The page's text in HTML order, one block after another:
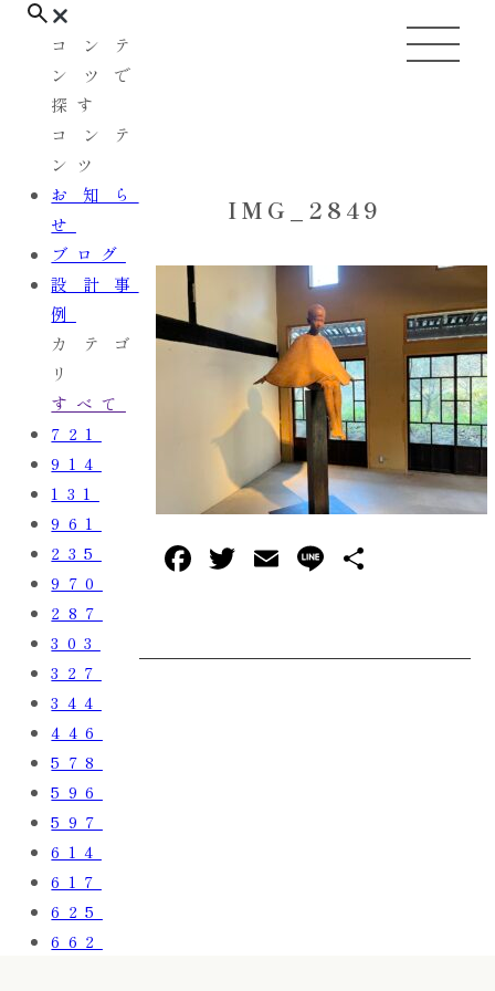
コンテ
ンツで
探す
コンテ
ンツ
お知ら
せ
ブログ
設計事
例
カテゴ
リ
すべて
721
914
131
961
235
970
287
303
327
344
446
578
596
597
614
617
625
662
IMG_2849
F
e
T
te
E
l
L